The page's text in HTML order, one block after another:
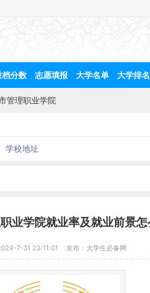
档分数 志愿填报 大学名单 大学排名
管理职业学院
学校地址
业学院就业率及就业前景
7-31 23:11:01 发布：大学生必备网